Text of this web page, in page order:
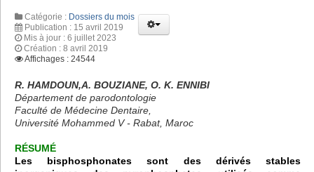
Catégorie : Dossiers du mois
Publication : 15 avril 2019
Mis à jour : 6 juillet 2023
Création : 8 avril 2019
Affichages : 24544
R. HAMDOUN,A. BOUZIANE, O. K. ENNIBI
Département de parodontologie
Faculté de Médecine Dentaire,
Université Mohammed V - Rabat, Maroc
RÉSUMÉ
Les bisphosphonates sont des dérivés stables